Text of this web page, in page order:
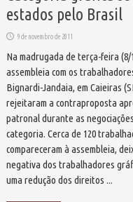
estados pelo Brasil
9 de novembro de 2011
Na madrugada de terça-feira
assembleia com os
Bignardi-Jandaia, em Caieiras
rejeitaram a contraproposta
patronal durante as
categoria. Cerca de 120
compareceram à assembleia,
negativa dos trabalhadores
uma redução dos direitos ...